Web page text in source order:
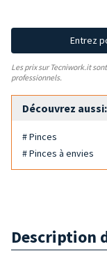
Entrez
Les prix sur Tecniwork.it
professionnels.
Découvrez aussi:
# Pinces
# Pinces à envies
Description